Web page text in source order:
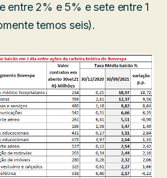
entre 2% e 5% e sete entre 1
temos seis).